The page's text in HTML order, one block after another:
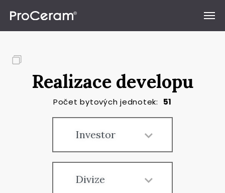
Realizace developu
Počet bytových jednotek: 51
Investor
Divize